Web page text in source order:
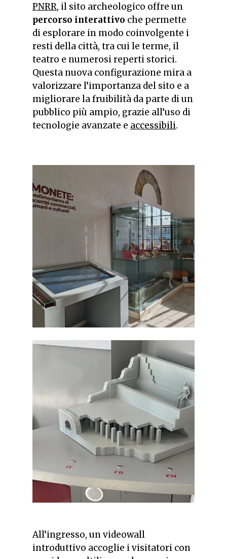
PNRR, il sito archeologico offre un
percorso interattivo che permette
di esplorare in modo coinvolgente i
resti della città, tra cui le terme, il
teatro e numerosi reperti storici.
Questa nuova configurazione mira a
valorizzare l’importanza del sito e a
migliorare la fruibilità da parte di un
pubblico più ampio, grazie all’uso di
tecnologie avanzate e accessibili.
All’ingresso, un videowall
introduttivo accoglie i visitatori con